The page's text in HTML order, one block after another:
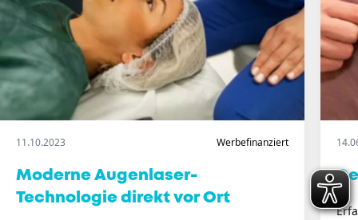
11.10.2023 Werbefinanziert
Moderne Augenlaser-
Technologie direkt vor Ort